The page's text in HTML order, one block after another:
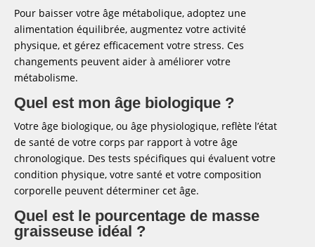
Pour baisser votre âge métabolique, adoptez une
alimentation équilibrée, augmentez votre activité
physique, et gérez efficacement votre stress. Ces
changements peuvent aider à améliorer votre
métabolisme.
Quel est mon âge biologique ?
Votre âge biologique, ou âge physiologique, reflète l’état
de santé de votre corps par rapport à votre âge
chronologique. Des tests spécifiques qui évaluent votre
condition physique, votre santé et votre composition
corporelle peuvent déterminer cet âge.
Quel est le pourcentage de masse
graisseuse idéal ?